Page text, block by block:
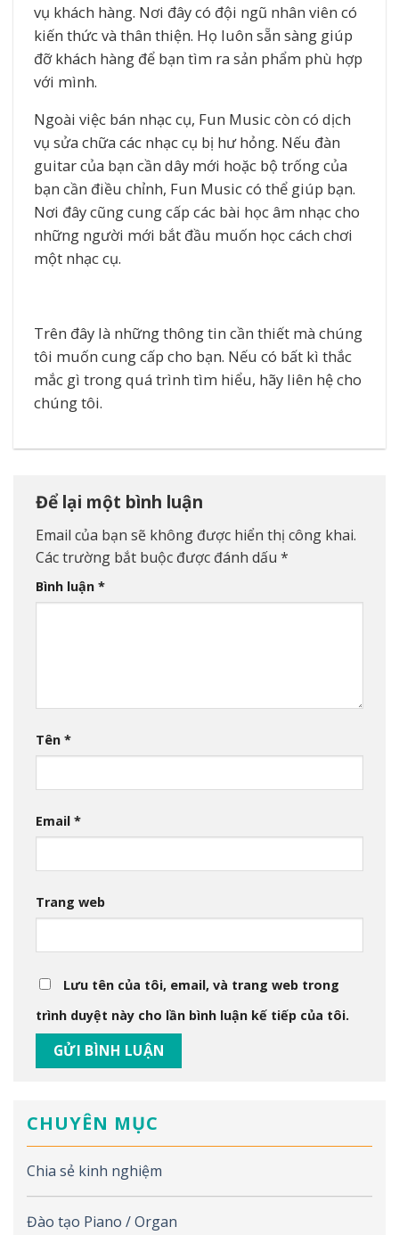
CHUYÊN MỤC
Chia sẻ kinh nghiệm
Đào tạo Piano / Organ
vụ khách hàng. Nơi đây có đội ngũ nhân viên có
kiến thức và thân thiện. Họ luôn sẵn sàng giúp
đỡ khách hàng để bạn tìm ra sản phẩm phù hợp
với mình.
Ngoài việc bán nhạc cụ, Fun Music còn có dịch
vụ sửa chữa các nhạc cụ bị hư hỏng. Nếu đàn
guitar của bạn cần dây mới hoặc bộ trống của
bạn cần điều chỉnh, Fun Music có thể giúp bạn.
Nơi đây cũng cung cấp các bài học âm nhạc cho
những người mới bắt đầu muốn học cách chơi
một nhạc cụ.
Trên đây là những thông tin cần thiết mà chúng
tôi muốn cung cấp cho bạn. Nếu có bất kì thắc
mắc gì trong quá trình tìm hiểu, hãy liên hệ cho
chúng tôi.
Để lại một bình luận
Email của bạn sẽ không được hiển thị công khai.
Các trường bắt buộc được đánh dấu *
Bình luận *
Tên *
Email *
Trang web
Lưu tên của tôi, email, và trang web trong
trình duyệt này cho lần bình luận kế tiếp của tôi.